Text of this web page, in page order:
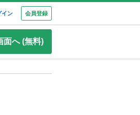
イン 会員登録
面へ (無料)